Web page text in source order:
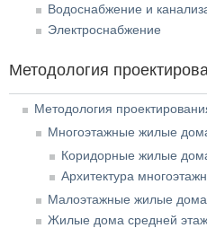
Водоснабжение и
Электроснабжение
Методология
Методология
Многоэтажные жилые
Коридорные жилые
Архитектура
Малоэтажные жилые дома
Жилые дома средней